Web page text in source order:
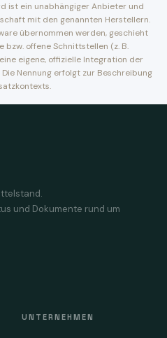
ist ein unabhängiger Anbieter und
mit den genannten Herstellern.
übernommen werden, geschieht
bzw. offene Schnittstellen (z. B.
eigene, offizielle Integration der
Nennung erfolgt zur Beschreibung
und Dokumente rund um
UNTERNEHMEN